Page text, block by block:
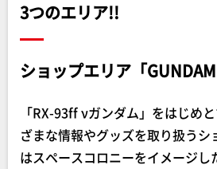
3つのエリア!!
ショップエリア「GUNDAM
「RX-93ff νガンダム」をはじめ
ざまな情報やグッズを取り扱う
はスペースコロニーをイメージし